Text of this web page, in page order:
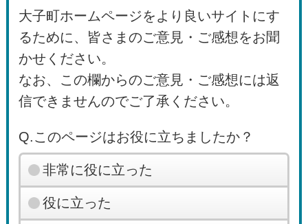
大子町ホームページをより良いサイトにす
るために、皆さまのご意見・ご感想をお聞
かせください。
なお、この欄からのご意見・ご感想には返
信できませんのでご了承ください。
Q.このページはお役に立ちましたか？
非常に役に立った
役に立った